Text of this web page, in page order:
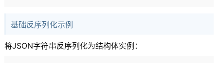
基础反序列化示例
将JSON字符串反序列化为结构体实例：